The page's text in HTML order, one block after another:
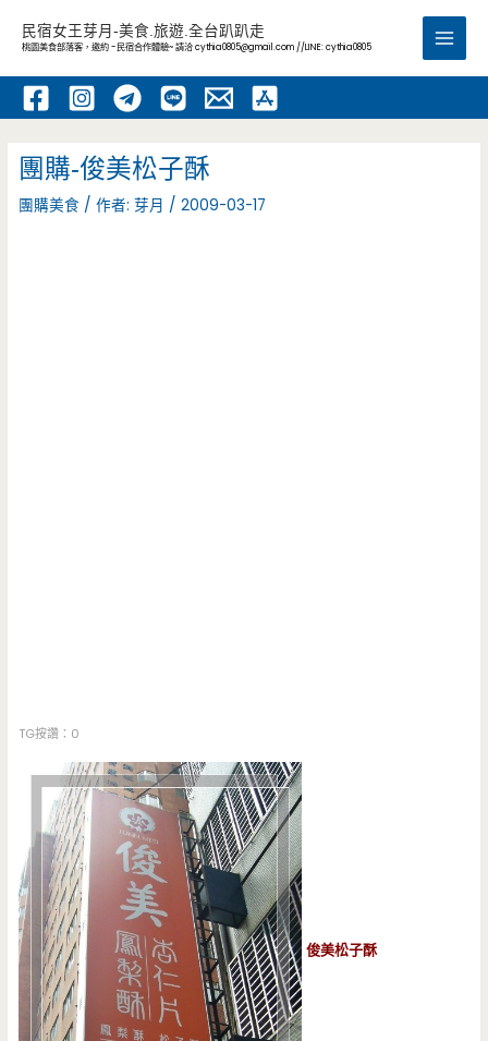
內
民宿女王芽月-美食.旅遊.全台趴趴走
桃園美食部落客，邀約 -民宿合作體驗~ 請洽cythia0805@gmail.com //LINE: cythia0805
Main
團購-俊美松子酥
團購美食 / 作者:芽月 /2009-03-17
TG按讚：0
俊美松子酥